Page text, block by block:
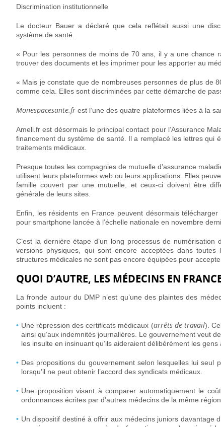
Discrimination institutionnelle
Le docteur Bauer a déclaré que cela reflétait aussi une
système de santé.
« Pour les personnes de moins de 70 ans, il y a une chance
trouver des documents et les imprimer pour les apporter au
« Mais je constate que de nombreuses personnes de plus de
comme cela. Elles sont discriminées par cette démarche de
Monespacesante.fr est l’une des quatre plateformes liées à la
Ameli.fr est désormais le principal contact pour l’Assurance
financement du système de santé. Il a remplacé les lettres qui
traitements médicaux.
Presque toutes les compagnies de mutuelle d’assurance
utilisent leurs plateformes web ou leurs applications. Elles
famille couvert par une mutuelle, et ceux-ci doivent être
générale de leurs sites.
Enfin, les résidents en France peuvent désormais
pour smartphone lancée à l’échelle nationale en novembre
C’est la dernière étape d’un long processus de
versions physiques, qui sont encore acceptées dans
structures médicales ne sont pas encore équipées pour
QUOI D’AUTRE, LES MÉDECINS EN
La fronde autour du DMP n’est qu’une des plaintes des
points incluent :
Une répression des certificats médicaux (arrêts de travail).
ainsi qu’aux indemnités journalières. Le gouvernement veut
les insulte en insinuant qu’ils aideraient délibérément les gens
Des propositions du gouvernement selon lesquelles lui
lorsqu’il ne peut obtenir l’accord des syndicats médicaux.
Une proposition visant à comparer automatiquement le
ordonnances écrites par d’autres médecins de la même région.
Un dispositif destiné à offrir aux médecins juniors davantage